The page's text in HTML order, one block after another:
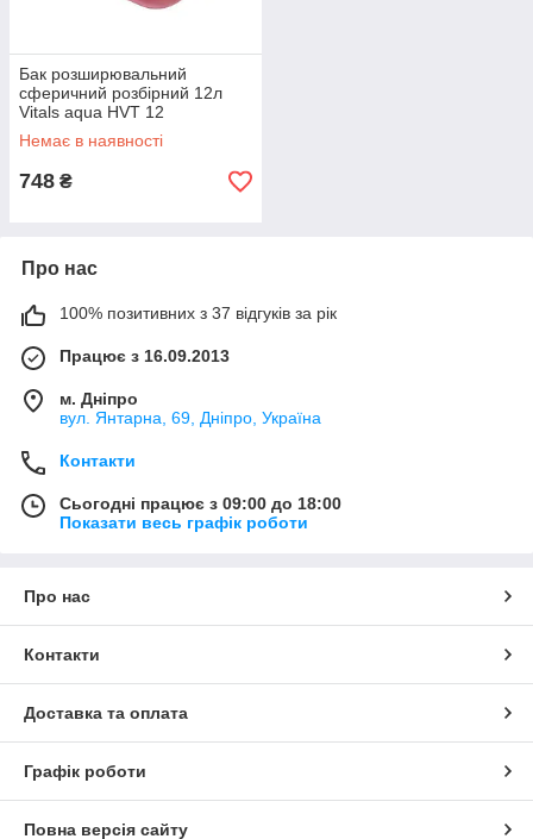
Бак розширювальний
сферичний розбірний 12л
Vitals aqua HVT 12
Немає в наявності
748 ₴
Про нас
100% позитивних з 37 відгуків за рік
Працює з 16.09.2013
м. Дніпро
вул. Янтарна, 69, Дніпро, Україна
Контакти
Сьогодні працює з 09:00 до 18:00
Показати весь графік роботи
Про нас
Контакти
Доставка та оплата
Графік роботи
Повна версія сайту